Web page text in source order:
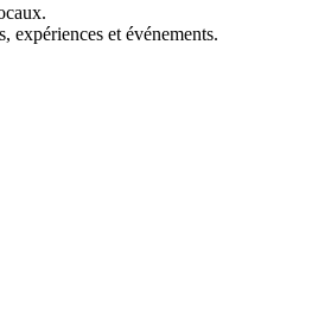
expériences et événements.